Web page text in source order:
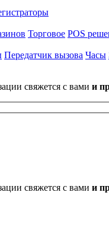
Торговое POS
Передатчик вызова Часы
свяжется с вами и
свяжется с вами и